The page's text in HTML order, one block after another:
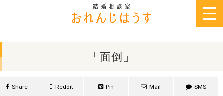
「面倒」
Share Reddit Pin Mail SMS